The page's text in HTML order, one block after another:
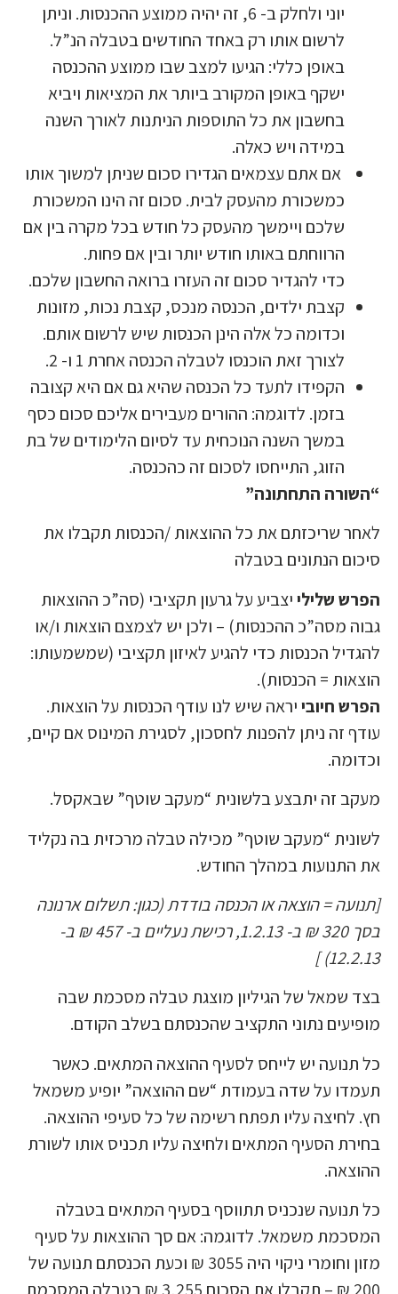
יוני ולחלק ב- 6, זה יהיה ממוצע ההכנסות. וניתן
לרשום אותו רק באחד החודשים בטבלה הנ”ל.
באופן כללי: הגיעו למצב שבו ממוצע ההכנסה
ישקף באופן המקורב ביותר את המציאות ויביא
בחשבון את כל התוספות הניתנות לאורך השנה
במידה ויש כאלה.
אם אתם עצמאים הגדירו סכום שניתן למשוך אותו
כמשכורת מהעסק לבית. סכום זה הינו המשכורת
שלכם ויימשך מהעסק כל חודש בכל מקרה בין אם
הרווחתם באותו חודש יותר ובין אם פחות.
כדי להגדיר סכום זה העזרו ברואה החשבון שלכם.
קצבת ילדים, הכנסה מנכס, קצבת נכות, מזונות
וכדומה כל אלה הינן הכנסות שיש לרשום אותם.
לצורך זאת הוכנסו לטבלה הכנסה אחרת 1 ו- 2.
הקפידו לתעד כל הכנסה שהיא גם אם היא קצובה
בזמן. לדוגמה: ההורים מעבירים אליכם סכום כסף
במשך השנה הנוכחית עד לסיום הלימודים של בת
הזוג, התייחסו לסכום זה כהכנסה.
“השורה התחתונה”
לאחר שריכזתם את כל ההוצאות /הכנסות תקבלו את
סיכום הנתונים בטבלה
הפרש שלילייצביע על גרעון תקציבי (סה”כ ההוצאות
גבוה מסה”כ ההכנסות) – ולכן יש לצמצם הוצאות ו/או
להגדיל הכנסות כדי להגיע לאיזון תקציבי (שמשמעותו:
הוצאות = הכנסות).
הפרש חיובייראה שיש לנו עודף הכנסות על הוצאות.
עודף זה ניתן להפנות לחסכון, לסגירת המינוס אם קיים,
וכדומה.
מעקב זה יתבצע בלשונית “מעקב שוטף” שבאקסל.
לשונית “מעקב שוטף” מכילה טבלה מרכזית בה נקליד
את התנועות במהלך החודש.
[תנועה = הוצאה או הכנסה בודדת (כגון: תשלום ארנונה
בסך 320 ₪ ב- 1.2.13, רכישת נעליים ב- 457 ₪ ב-
12.2.13) ]
בצד שמאל של הגיליון מוצגת טבלה מסכמת שבה
מופיעים נתוני התקציב שהכנסתם בשלב הקודם.
כל תנועה יש לייחס לסעיף ההוצאה המתאים. כאשר
תעמדו על שדה בעמודת “שם ההוצאה” יופיע משמאל
חץ. לחיצה עליו תפתח רשימה של כל סעיפי ההוצאה.
בחירת הסעיף המתאים ולחיצה עליו תכניס אותו לשורת
ההוצאה.
כל תנועה שנכניס תתווסף בסעיף המתאים בטבלה
המסכמת משמאל. לדוגמה: אם סך ההוצאות על סעיף
מזון וחומרי ניקוי היה 3055 ₪ וכעת הכנסתם תנועה של